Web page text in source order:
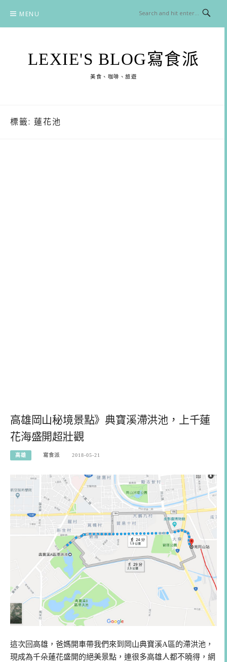
content
MENU
LEXIE'S BLOG寫食派
美食、咖啡、旅遊
標籤: 蓮花池
高雄岡山秘境景點》典寶溪滯洪池，上千蓮
花海盛開超壯觀
高雄 寫食派 2018-05-21
這次回高雄，爸媽開車帶我們來到岡山典寶溪A區的滯洪池，
現成為千朵蓮花盛開的絕美景點，連很多高雄人都不曉得，網